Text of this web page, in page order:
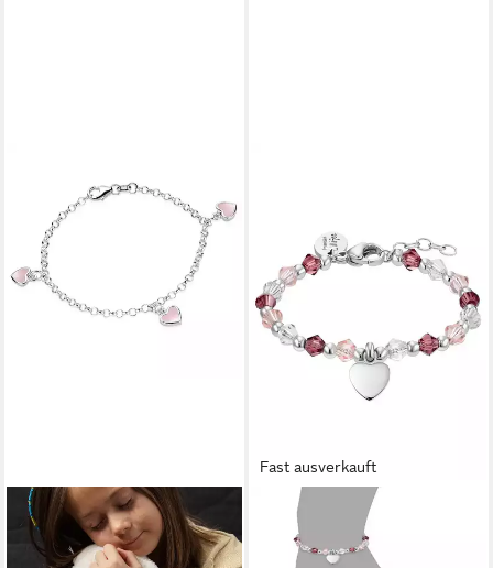
Fast ausverkauft
PRINZESSIN LILLIFEE
Armband Herz, mit Glasstein
27,99 €